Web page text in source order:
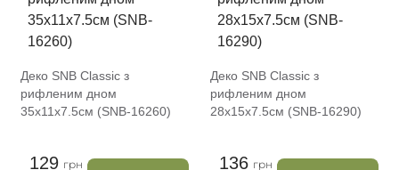
Деко SNB Classic з
рифленим дном
35х11х7.5см (SNB-16260)
129 грн
Деко SNB Classic з
рифленим дном
28х15х7.5см (SNB-16290)
136 грн